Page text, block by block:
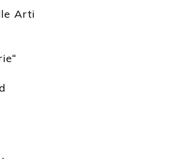
Arti